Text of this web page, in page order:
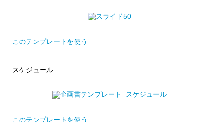
このテンプレートを使う
スケジュール
このテンプレートを使う